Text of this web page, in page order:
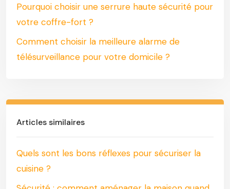
Pourquoi choisir une serrure haute sécurité pour
votre coffre-fort ?
Comment choisir la meilleure alarme de
télésurveillance pour votre domicile ?
Articles similaires
Quels sont les bons réflexes pour sécuriser la
cuisine ?